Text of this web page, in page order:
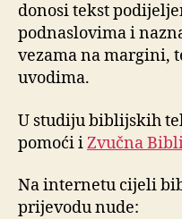
donosi tekst
podnaslovima i
vezama na margini,
uvodima.
U studiju biblijskih
pomoći iZvučna
Na internetu cijeli
prijevodu nude: